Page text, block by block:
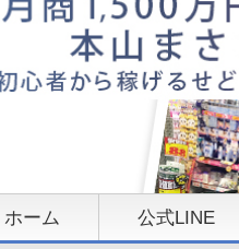
ホーム 公式LINE